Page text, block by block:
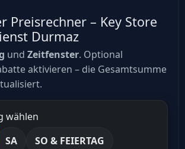
Preisrechner – Key Store
Durmaz
und Zeitfenster. Optional
aktivieren – die Gesamtsumme
wählen
SA
SO & FEIERTAG